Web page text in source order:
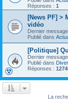
Réponses : 1
[News PF] >
vidéo
Dernier
Publié dans
[Politique]
Dernier
Publié dans
Réponses :
La